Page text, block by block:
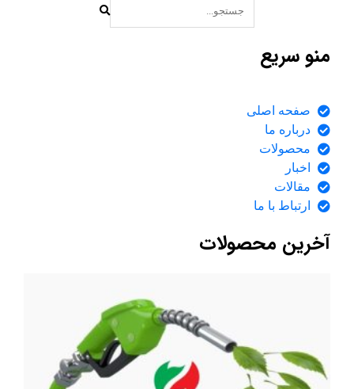
منو سریع
صفحه اصلی
درباره ما
محصولات
اخبار
مقالات
ارتباط با ما
آخرین محصولات